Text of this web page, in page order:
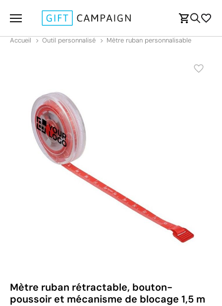
Accueil Outil personnalisé Mètre ruban personnalisable
Mètre ruban rétractable, bouton-
poussoir et mécanisme de blocage 1,5 m